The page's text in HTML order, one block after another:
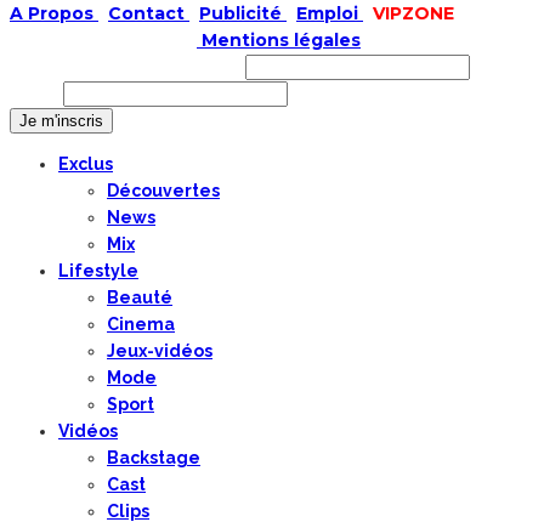
A Propos Contact Publicité Emploi
VIPZONE
Mentions légales
Exclus
Découvertes
News
Mix
Lifestyle
Beauté
Cinema
Jeux-vidéos
Mode
Sport
Vidéos
Backstage
Cast
Clips